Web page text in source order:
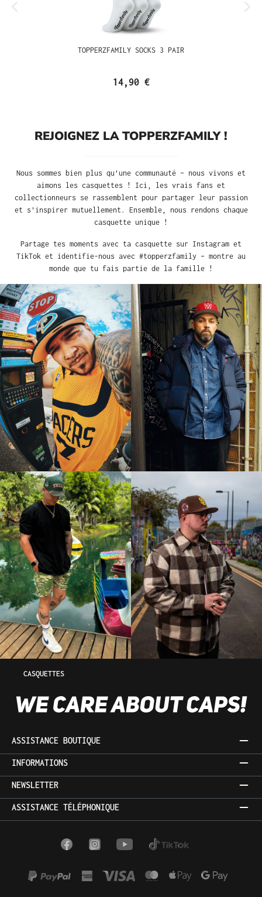
TOPPERZFAMILY SOCKS 3 PAIR
14,90 €
REJOIGNEZ LA TOPPERZFAMILY !
Nous sommes bien plus qu'une communauté – nous vivons et
aimons les casquettes ! Ici, les vrais fans et
collectionneurs se rassemblent pour partager leur passion
et s'inspirer mutuellement. Ensemble, nous rendons chaque
casquette unique !
Partage tes moments avec ta casquette sur Instagram et
TikTok et identifie-nous avec #topperzfamily – montre au
monde que tu fais partie de la famille !
CASQUETTES
ASSISTANCE BOUTIQUE
INFORMATIONS
NEWSLETTER
ASSISTANCE TÉLÉPHONIQUE